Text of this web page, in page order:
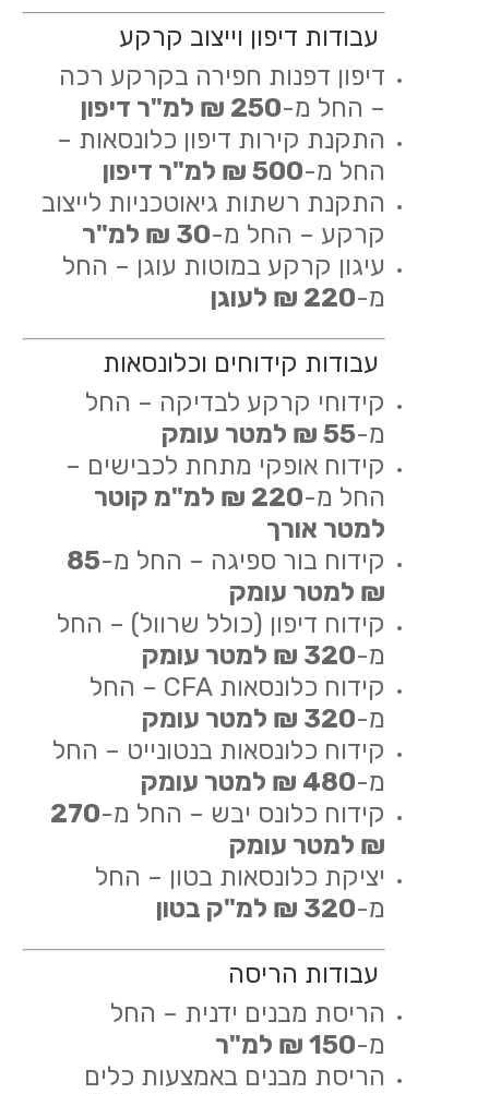
עבודות דיפון וייצוב קרקע
דיפון דפנות חפירה בקרקע רכה
– החל מ-250 ₪ למ"ר דיפון
התקנת קירות דיפון כלונסאות –
החל מ-500 ₪ למ"ר דיפון
התקנת רשתות גיאוטכניות לייצוב
קרקע – החל מ-30 ₪ למ"ר
עיגון קרקע במוטות עוגן – החל
מ-220 ₪ לעוגן
עבודות קידוחים וכלונסאות
קידוחי קרקע לבדיקה – החל
מ-55 ₪ למטר עומק
קידוח אופקי מתחת לכבישים –
החל מ-
220 ₪ למ"מ קוטר
למטר אורך
קידוח בור ספיגה – החל מ-85
₪ למטר עומק
קידוח דיפון (כולל שרוול) – החל
מ-320 ₪ למטר עומק
קידוח כלונסאות CFA – החל
מ-320 ₪ למטר עומק
קידוח כלונסאות בנטונייט – החל
מ-480 ₪ למטר עומק
קידוח כלונס יבש – החל מ-270
₪ למטר עומק
יציקת כלונסאות בטון – החל
מ-320 ₪ למ"ק בטון
עבודות הריסה
הריסת מבנים ידנית – החל
מ-150 ₪ למ"ר
הריסת מבנים באמצעות כלים